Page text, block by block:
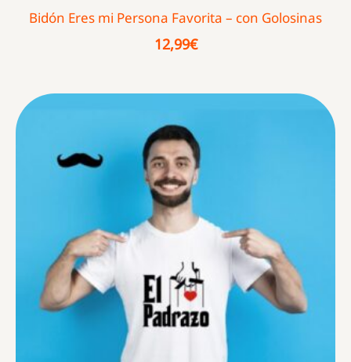
Bidón Eres mi Persona Favorita – con Golosinas
12,99€